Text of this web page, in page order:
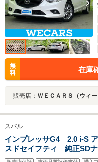
無
料
在庫
販売店： ＷＥＣＡＲＳ（ウィ
スバル
インプレッサG4 2.0 i-S
スドセイフティ 純正SD
パワーシート コーナー